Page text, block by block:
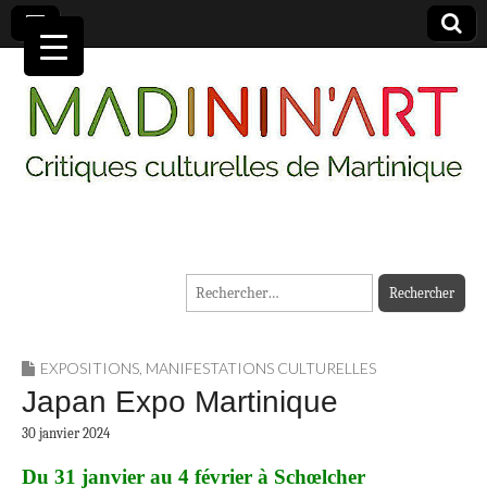
MADININ'ART
Rechercher :
EXPOSITIONS, MANIFESTATIONS CULTURELLES
Japan Expo Martinique
30 janvier 2024
Du 31 janvier au 4 février à Schœlcher